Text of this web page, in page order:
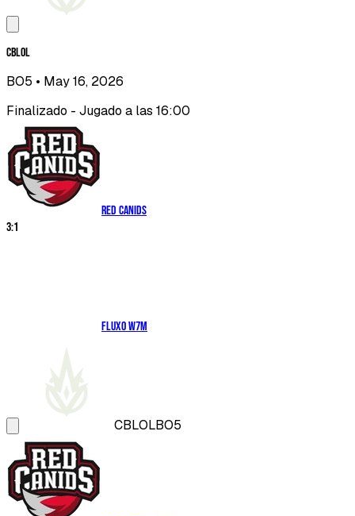
CBLOL
BO5 • May 16, 2026
Finalizado - Jugado a las 16:00
RED Canids
3:1
Fluxo W7M
CBLOLBO5